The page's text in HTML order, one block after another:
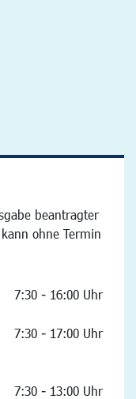
beantragter
ohne Termin
7:30 - 16:00 Uhr
7:30 - 17:00 Uhr
7:30 - 13:00 Uhr